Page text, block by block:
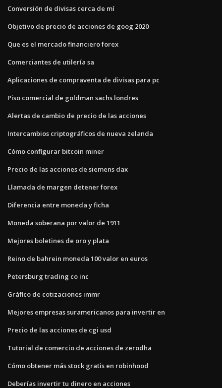
Conversión de divisas cerca de mí
Objetivo de precio de acciones de goog 2020
Que es el mercado financiero forex
Comerciantes de utilería sa
Aplicaciones de compraventa de divisas para pc
Piso comercial de goldman sachs londres
Alertas de cambio de precio de las acciones
Intercambios criptográficos de nueva zelanda
Cómo configurar bitcoin miner
Precio de las acciones de siemens dax
Llamada de margen detener forex
Diferencia entre moneda y ficha
Moneda soberana por valor de 1911
Mejores boletines de oro y plata
Reino de bahrein moneda 100 valor en euros
Petersburg trading co inc
Gráfico de cotizaciones immr
Mejores empresas suramericanos para invertir en
Precio de las acciones de cgi usd
Tutorial de comercio de acciones de zerodha
Cómo obtener más stock gratis en robinhood
Deberías invertir tu dinero en acciones